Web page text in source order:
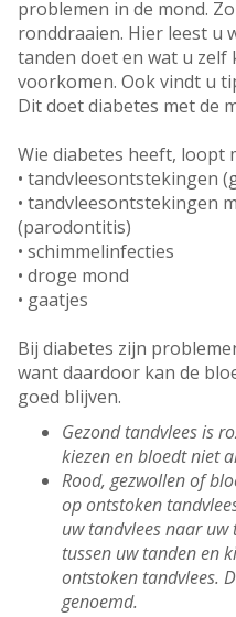
problemen in de mond.
ronddraaien. Hier leest u
tanden doet en wat u
voorkomen. Ook vindt u
Dit doet diabetes met de
Wie diabetes heeft, loopt
• tandvleesontstekingen
• tandvleesontstekingen
(parodontitis)
• schimmelinfecties
• droge mond
• gaatjes
Bij diabetes zijn
want daardoor kan de
goed blijven.
Gezond tandvlees is
kiezen en bloedt niet
Rood, gezwollen of
op ontstoken
uw tandvlees naar
tussen uw tanden en
ontstoken tandvlees.
genoemd.